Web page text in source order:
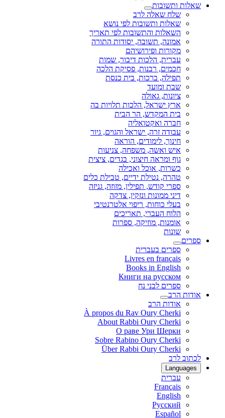
שאלות ותשובות
שלח שאלה לרב
שאלות ותשובות לפי נושא
השאלות והתשובות לפי תאריך
אמונה, תשובה, יסודות התורה
מקורות ופירושיהם
עברית, הלכות דיבור, שמות
חכמים, רבנות, פסיקת הלכה
תפילה, ברכות, בית כנסת
שבת ומועד
ציונות, גאולה
ארץ ישראל, הלכות תלויות בה
בית המקדש, הר הבית
חברה ואקטואליה
עבודה זרה, ישראל והגוים, גיור
חינוך, לימודים, הוראה
איש ואשה, משפחה, צניעות
גוף ומראה חיצוני, בגדים, ציצית
כשרות, אוכל ואכילה
טהרה, נטילת ידיים, טבילת כלים
ספרי קודש, תפילין, מזוזה, גניזה
דיני ממונות ונזקין, צדקה
בעלי כוחות, ריפוי אלטרנטיבי
הלוח העברי, תאריכים
אומנות, מוזיקה, ספרות
שונות
ספרים
ספרים בעברית
Livres en français
Books in English
Книги на русском
ספרים לבני נח
אודות הרב
אודות הרב
À propos du Rav Oury Cherki
About Rabbi Oury Cherki
О раве Ури Шерки
Sobre Rabino Oury Cherki
Über Rabbi Oury Cherki
לכתוב לרב
Languages
עברית
Français
English
Русский
Español